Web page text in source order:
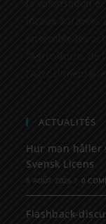
ACTUALITÉS
Hur man håller
Svensk Licens
8 AOÛT 2026 / 0
Flashback-